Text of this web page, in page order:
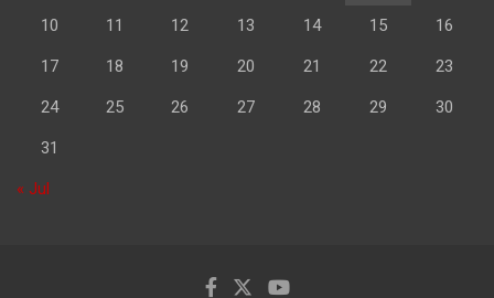
10 11 12 13 14 15 16
17 18 19 20 21 22 23
24 25 26 27 28 29 30
31
« Jul